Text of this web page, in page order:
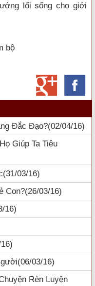
lối sống cho giới
bộ
Đắc Đạo?(02/04/16)
Giúp Ta Tiêu
(31/03/16)
Con?(26/03/16)
16)
(06/03/16)
Rèn Luyện